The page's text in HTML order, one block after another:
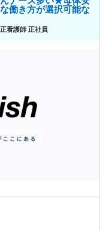
働き方が選択可能な
看護師 正社員